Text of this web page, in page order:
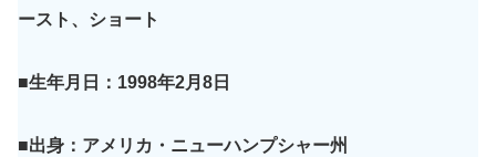
ースト、ショート
■生年月日：1998年2月8日
■出身：アメリカ・ニューハンプシャー州